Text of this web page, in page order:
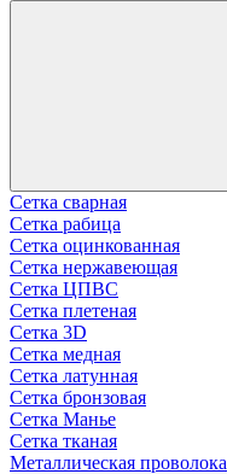
Сетка сварная
Сетка рабица
Сетка оцинкованная
Сетка нержавеющая
Сетка ЦПВС
Сетка плетеная
Сетка 3D
Сетка медная
Сетка латунная
Сетка бронзовая
Сетка Манье
Сетка тканая
Металлическая проволока